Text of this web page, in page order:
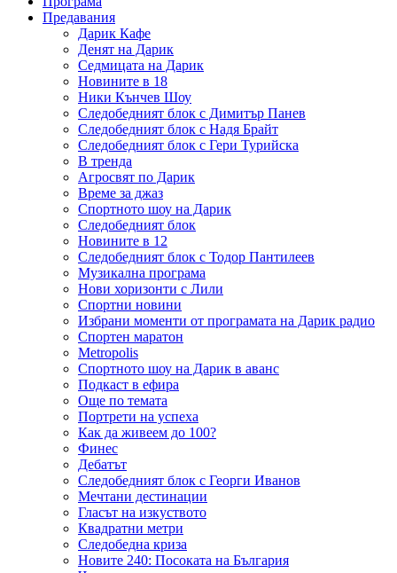
Предавания
Дарик Кафе
Денят на Дарик
Седмицата на Дарик
Новините в 18
Ники Кънчев Шоу
Следобедният блок с Димитър Панев
Следобедният блок с Надя Брайт
Следобедният блок с Гери Турийска
В тренда
Агросвят по Дарик
Време за джаз
Спортното шоу на Дарик
Следобедният блок
Новините в 12
Следобедният блок с Тодор Пантилеев
Музикална програма
Нови хоризонти с Лили
Спортни новини
Избрани моменти от програмата на Дарик радио
Спортен маратон
Metropolis
Спортното шоу на Дарик в аванс
Подкаст в ефира
Още по темата
Портрети на успеха
Как да живеем до 100?
Финес
Дебатът
Следобедният блок с Георги Иванов
Мечтани дестинации
Гласът на изкуството
Квадратни метри
Следобедна криза
Новите 240: Посоката на България